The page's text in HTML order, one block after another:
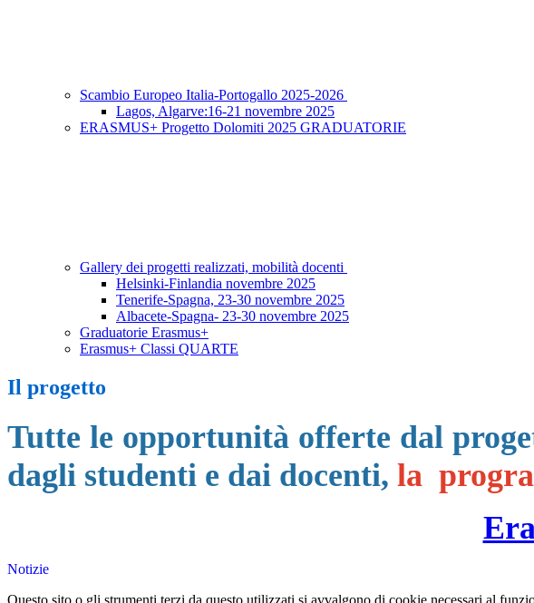
Scambio Europeo Italia-Portogallo 2025-2026
Lagos, Algarve:16-21 novembre 2025
ERASMUS+ Progetto Dolomiti 2025 GRADUATORIE
Gallery dei progetti realizzati, mobilità docenti
Helsinki-Finlandia novembre 2025
Tenerife-Spagna, 23-30 novembre 2025
Albacete-Spagna- 23-30 novembre 2025
Graduatorie Erasmus+
Erasmus+ Classi QUARTE
Il progetto
Tutte le opportunità offerte dal
dagli studenti e dai docenti, la
Notizie